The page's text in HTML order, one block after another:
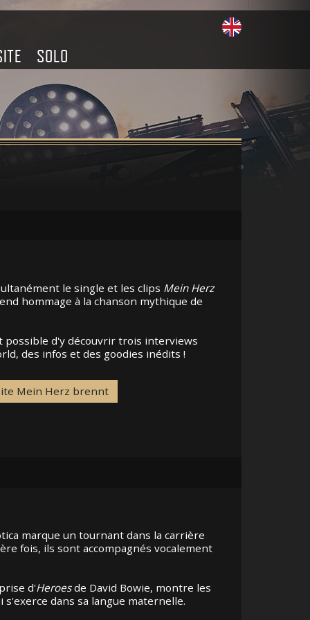
SOLO
le single et les clips Mein Herz
hommage à la chanson mythique de
possible d'y découvrir trois interviews
des infos et des goodies inédits !
Mein Herz brennt
marque un tournant dans la carrière
fois, ils sont accompagnés vocalement
d'Heroesde David Bowie, montre les
dans sa langue maternelle.